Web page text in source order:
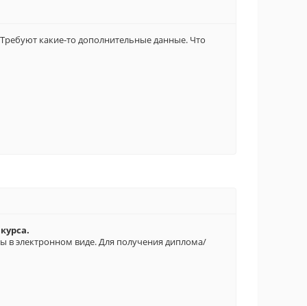
какие-то дополнительные данные. Что
электронном виде. Для получения диплома/